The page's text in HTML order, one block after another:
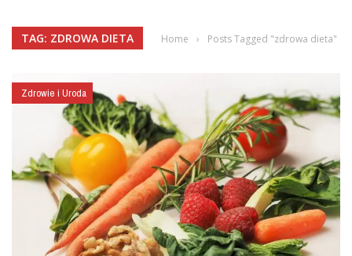
TAG: ZDROWA DIETA Home › Posts Tagged "zdrowa dieta"
Zdrowie i Uroda